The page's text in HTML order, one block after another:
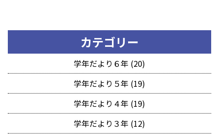
カテゴリー
学年だより６年 (20)
学年だより５年 (19)
学年だより４年 (19)
学年だより３年 (12)